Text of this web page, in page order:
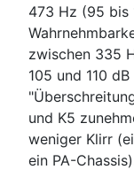
473 Hz (95 bis
zwischen 335
105 und 110
und K5
weniger Klirr
ein PA-